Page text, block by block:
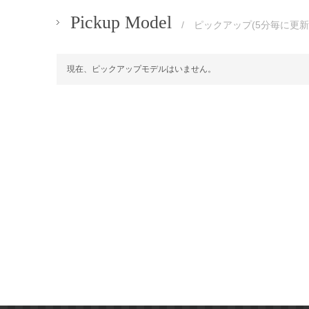
Pickup Model / ピックアップ(5分毎に更
現在、ピックアップモデルはいません。